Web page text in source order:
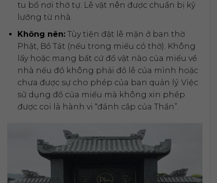
tu bổ nơi thờ tự. Lễ vật nên được chuẩn bị kỹ
lưỡng từ nhà.
Không nên:Tùy tiện đặt lễ mặn ở ban thờ
Phật, Bồ Tát (nếu trong miếu có thờ). Không
lấy hoặc mang bất cứ đồ vật nào của miếu về
nhà nếu đó không phải đồ lễ của mình hoặc
chưa được sự cho phép của ban quản lý. Việc
sử dụng đồ của miếu mà không xin phép
được coi là hành vi “đánh cắp của Thần”.